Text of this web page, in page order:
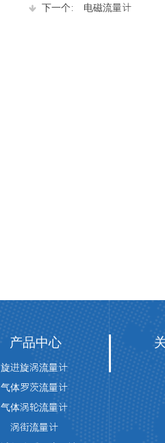
下一个：
电磁流量计
产品中心
旋进旋涡流量计
气体罗茨流量计
气体涡轮流量计
涡街流量计